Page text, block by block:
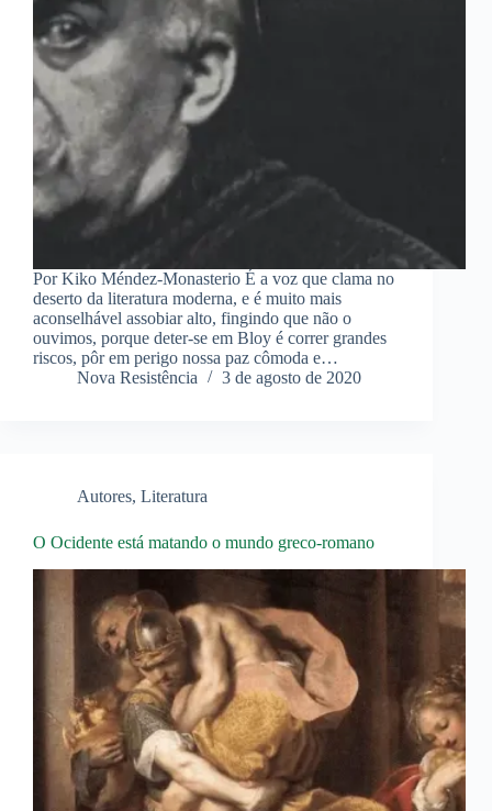
Por Kiko Méndez-Monasterio É a voz que clama no
deserto da literatura moderna, e é muito mais
aconselhável assobiar alto, fingindo que não o
ouvimos, porque deter-se em Bloy é correr grandes
riscos, pôr em perigo nossa paz cômoda e…
Nova Resistência
3 de agosto de 2020
Autores, Literatura
O Ocidente está matando o mundo greco-romano